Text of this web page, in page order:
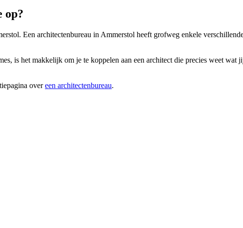
op?
Een architectenbureau in Ammerstol heeft grofweg enkele
is het makkelijk om je te koppelen aan een architect die precies weet wat
overeen architectenbureau.